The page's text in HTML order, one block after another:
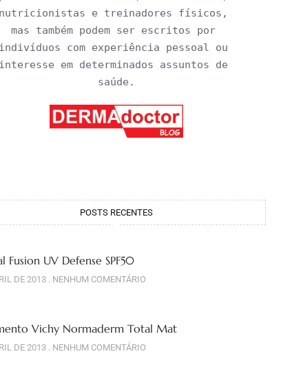
nutricionistas e treinadores físicos,
mas também podem ser escritos por
indivíduos com experiência pessoal ou
interesse em determinados assuntos de
saúde.
POSTS RECENTES
Fusion UV Defense SPF50
DE 2013 NENHUM COMENTÁRIO
Vichy Normaderm Total Mat
DE 2013 NENHUM COMENTÁRIO